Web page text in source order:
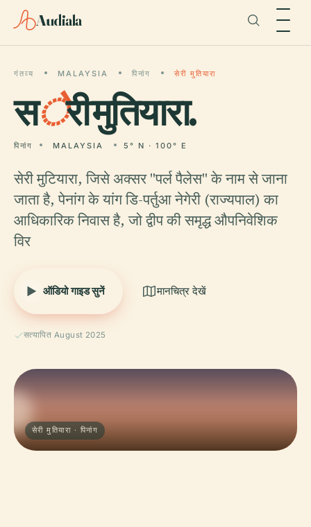
Audiala
गंतव्य MALAYSIA पिनांग सेरी मुतियारा
सेरी मुतियारा.
पिनांग MALAYSIA 5° N · 100° E
सेरी मुटियारा, जिसे अक्सर "पर्ल पैलेस" के नाम से जाना
जाता है, पेनांग के यांग डि-पर्तुआ नेगेरी (राज्यपाल) का
आधिकारिक निवास है, जो द्वीप की समृद्ध औपनिवेशिक
विर
ऑडियो गाइड सुनें मानचित्र देखें
सत्यापित August 2025
सेरी मुतियारा · पिनांग